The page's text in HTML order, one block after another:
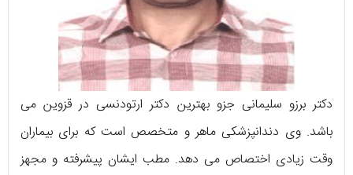
دکتر برزو سلیمانی جزو بهترین دکتر ارتودنسی در قزوین می
باشد. وی دندانپزشکی ماهر و متخصص است که برای بیماران
وقت زیادی اختصاص می دهد. مطب ایشان پیشرفته و مجهز